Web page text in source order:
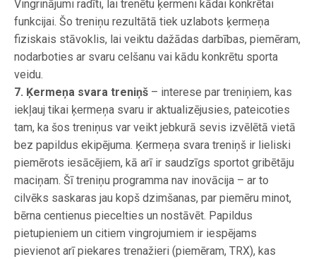
Vingrinājumi radīti, lai trenētu ķermeni kādai konkrētai
funkcijai. Šo treniņu rezultātā tiek uzlabots ķermeņa
fiziskais stāvoklis, lai veiktu dažādas darbības, piemēram,
nodarboties ar svaru celšanu vai kādu konkrētu sporta
veidu.
7. Ķermeņa svara treniņš – interese par treniņiem, kas
iekļauj tikai ķermeņa svaru ir aktualizējusies, pateicoties
tam, ka šos treniņus var veikt jebkurā sevis izvēlētā vietā
bez papildus ekipējuma. Ķermeņa svara treniņš ir lieliski
piemērots iesācējiem, kā arī ir saudzīgs sportot gribētāju
maciņam. Šī treniņu programma nav inovācija – ar to
cilvēks saskaras jau kopš dzimšanas, par piemēru minot,
bērna centienus piecelties un nostāvēt. Papildus
pietupieniem un citiem vingrojumiem ir iespējams
pievienot arī piekares trenažieri (piemēram, TRX), kas